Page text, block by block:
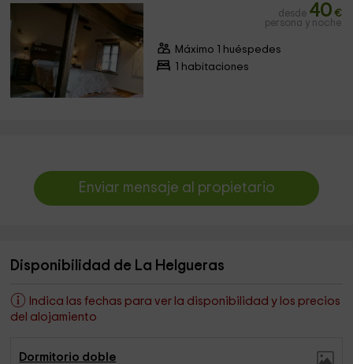
desde 40 €
persona y noche
Máximo 1 huéspedes
1 habitaciones
Enviar mensaje al propietario
Disponibilidad de La Helgueras
Indica las fechas para ver la disponibilidad y los precios
del alojamiento
Dormitorio doble